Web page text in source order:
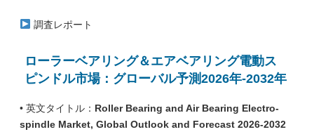
調査レポート
ローラーベアリング＆エアベアリング電動ス
ピンドル市場：グローバル予測2026年-2032年
• 英文タイトル： Roller Bearing and Air Bearing Electro-
spindle Market, Global Outlook and Forecast 2026-2032